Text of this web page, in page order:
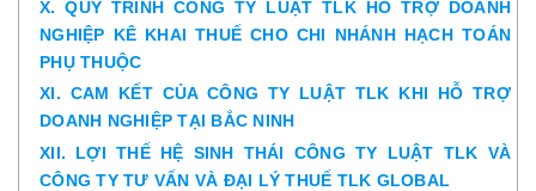
X. QUY TRÌNH CÔNG TY LUẬT TLK HỖ TRỢ DOANH
NGHIỆP KÊ KHAI THUẾ CHO CHI NHÁNH HẠCH TOÁN
PHỤ THUỘC
XI. CAM KẾT CỦA CÔNG TY LUẬT TLK KHI HỖ TRỢ
DOANH NGHIỆP TẠI BẮC NINH
XII. LỢI THẾ HỆ SINH THÁI CÔNG TY LUẬT TLK VÀ
CÔNG TY TƯ VẤN VÀ ĐẠI LÝ THUẾ TLK GLOBAL